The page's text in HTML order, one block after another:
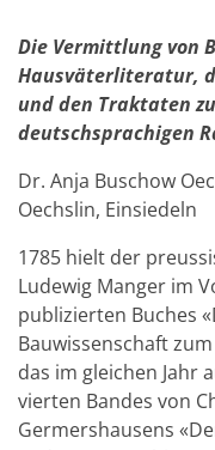
Die Vermittlung von
Hausväterliteratur,
und den Traktaten
deutschsprachigen
Dr. Anja Buschow
Oechslin, Einsiedeln
1785 hielt der
Ludewig Manger im
publizierten Buches
Bauwissenschaft
das im gleichen Jahr
vierten Bandes von
Germershausens